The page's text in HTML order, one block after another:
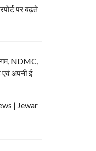
पर बढ़ते
NDMC,
अपनी ई
| Jewar